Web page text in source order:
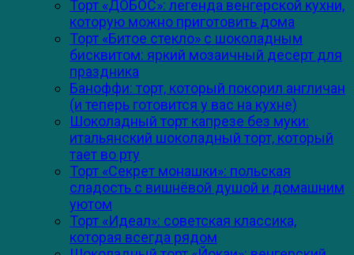
Торт «ДОБОС»: легенда венгерской кухни,
которую можно приготовить дома
Торт «Битое стекло» с шоколадным
бисквитом: яркий мозаичный десерт для
праздника
Баноффи: торт, который покорил англичан
(и теперь готовится у вас на кухне)
Шоколадный торт капрезе без муки:
итальянский шоколадный торт, который
тает во рту
Торт «Секрет монашки»: польская
сладость с вишнёвой душой и домашним
уютом
Торт «Идеал»: советская классика,
которая всегда рядом